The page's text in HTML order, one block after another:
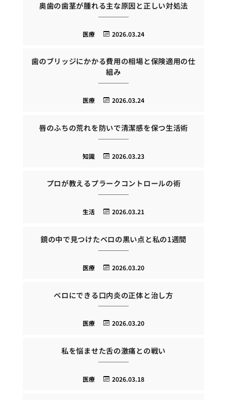
奥歯の歯茎が腫れる主な原因と正しい対処法
2026.03.24
医療
歯のブリッジにかかる費用の相場と保険適用の仕
組み
2026.03.24
医療
唇のふちの荒れを防いで清潔感を保つ生活術
2026.03.23
知識
プロが教えるプラークコントロールの術
2026.03.21
生活
鏡の中で見つけたベロの黒い点と私の1週間
2026.03.20
医療
ベロにできる口内炎の正体と治し方
2026.03.20
医療
私を悩ませた舌の激痛との戦い
2026.03.18
医療